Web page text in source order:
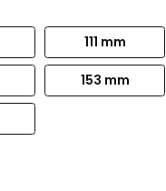
111 mm
153 mm